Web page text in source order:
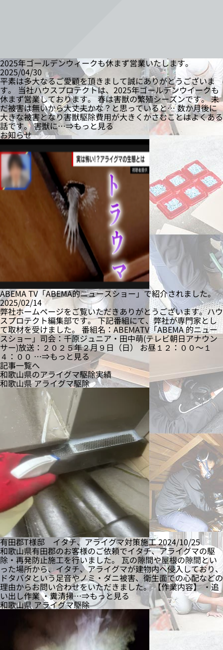
2025年ゴールデンウィークも休まず営業いたします。
2025/04/30
平素は多大なるご愛顧を頂きまして誠にありがとうございま
す。 当社ハウスプロテクトは、2025年ゴールデンウイークも
休まず営業しております。 春は害獣の繁殖シーズンです。 未
だ被害は無いから大丈夫かな？と思っていると… 数か月後に
大きな被害となり害獣駆除費用が大きくかさむことはよくある
話です。 害獣に…⇒もっと見る
お知らせ
ABEMA TV「ABEMA的ニュースショー」で紹介されました。
2025/02/14
弊社ホームページをご覧いただきありがとうございます。ハウ
スプロテクト編集部です。 下記番組にて、弊社が専門家とし
て取材を受けました。 番組名：ABEMATV「ABEMA 的ニュー
スショー」司会：千原ジュニア・田中萌(テレビ朝日アナウン
サー)放送：２０２５年２月９日（日） お昼１２：００〜１
４：００ …⇒もっと見る
記事一覧へ
和歌山県のアライグマ駆除実績
和歌山県アライグマ駆除
有田郡T様邸 イタチ、アライグマ対策施工2024/10/25
和歌山県有田郡のお客様のご依頼でイタチ、アライグマの駆
除・再発防止施工を行いました。 瓦の隙間や屋根の隙間とい
った場所から、イタチ、アライグマが建物内へ侵入しており、
ドタバタという足音やノミ・ダニ被害、衛生面での心配などの
理由からお問い合わせをいただきました。 【作業内容】 ・追
い出し作業 ・糞清掃…⇒もっと見る
和歌山県アライグマ駆除